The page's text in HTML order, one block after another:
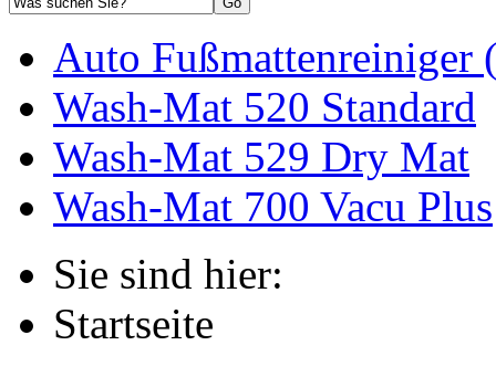
Auto Fußmattenreiniger
Wash-Mat 520 Standard
Wash-Mat 529 Dry Mat
Wash-Mat 700 Vacu Plus
Sie sind hier:
Startseite